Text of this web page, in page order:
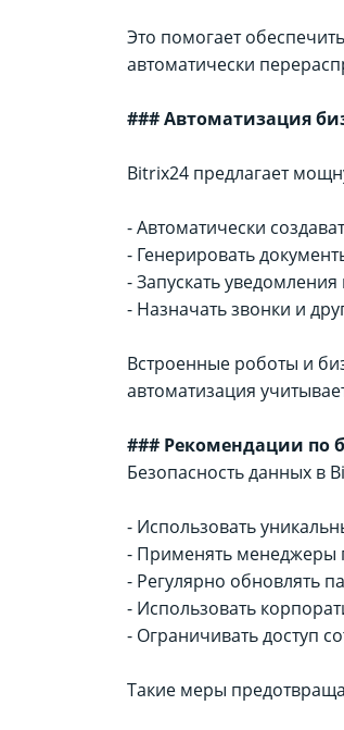
Это помогает
автоматически
### Автоматизация
Bitrix24 предлагает
- Автоматически
- Генерировать
- Запускать
- Назначать звонки и
Встроенные роботы и
автоматизация
### Рекомендации по
Безопасность данных в
- Использовать
- Применять менеджеры
- Регулярно обновлять
- Использовать
- Ограничивать доступ
Такие меры